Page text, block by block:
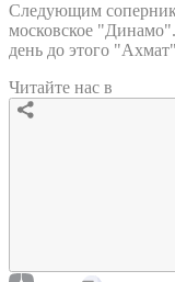
Следующим
московское
день до этого
Читайте нас в